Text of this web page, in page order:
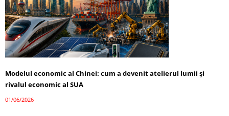
Modelul economic al Chinei: cum a devenit atelierul lumii și
rivalul economic al SUA
01/06/2026